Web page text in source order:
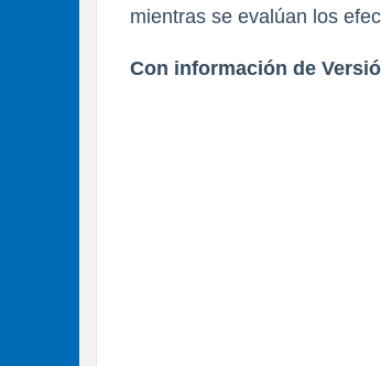
mientras se evalúan los
Con información de